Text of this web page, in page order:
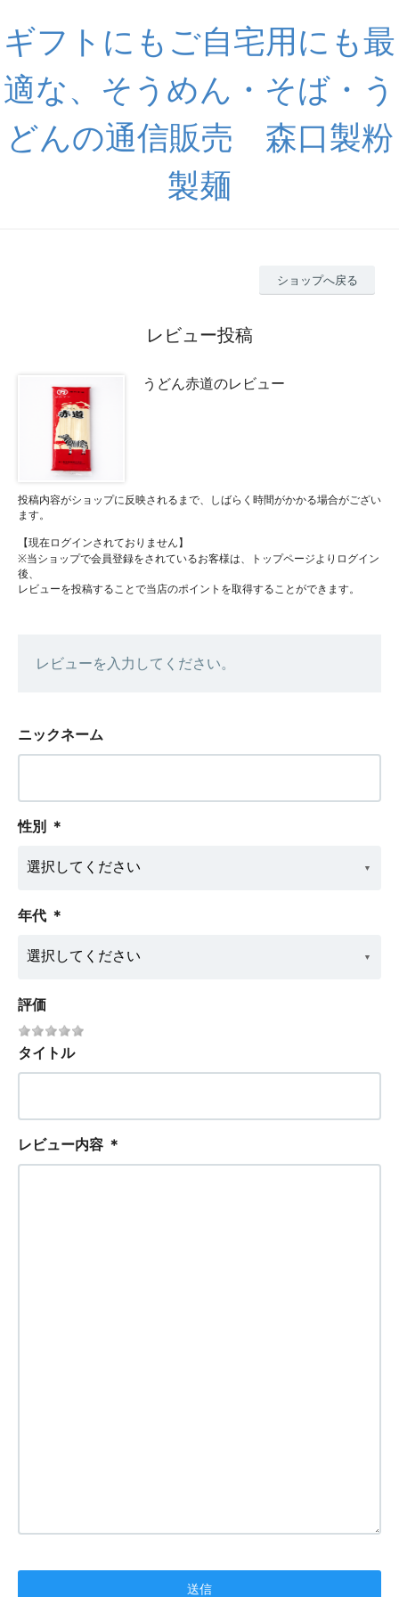
ギフトにもご自宅用にも最
適な、そうめん・そば・う
どんの通信販売 森口製粉
製麺
ショップへ戻る
レビュー投稿
うどん赤道のレビュー
投稿内容がショップに反映されるまで、しばらく時間がかかる場合がござい
ます。
【現在ログインされておりません】
※当ショップで会員登録をされているお客様は、トップページよりログイン
後、
レビューを投稿することで当店のポイントを取得することができます。
レビューを入力してください。
ニックネーム
性別 ＊
年代 ＊
評価
タイトル
レビュー内容 ＊